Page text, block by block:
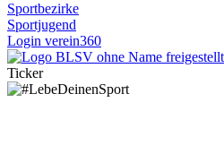
Sportbezirke
Sportjugend
Login verein360
Ticker